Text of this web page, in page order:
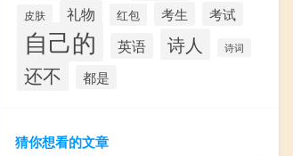
皮肤 礼物 红包 考生 考试
自己的 英语 诗人 诗词
还不 都是
猜你想看的文章